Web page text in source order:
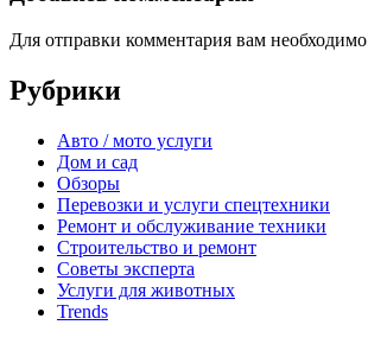
Для отправки комментария вам необходимо
Рубрики
Авто / мото услуги
Дом и сад
Обзоры
Перевозки и услуги спецтехники
Ремонт и обслуживание техники
Строительство и ремонт
Советы эксперта
Услуги для животных
Trends